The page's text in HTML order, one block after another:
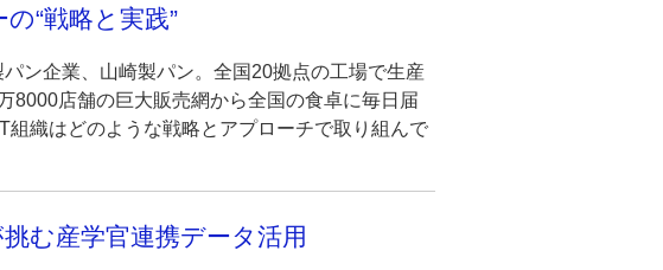
“戦略と実践”
ン企業、山崎製パン。全国20拠点の工場で生産
8000店舗の巨大販売網から全国の食卓に毎日届
織はどのような戦略とアプローチで取り組んで
む産学官連携データ活用